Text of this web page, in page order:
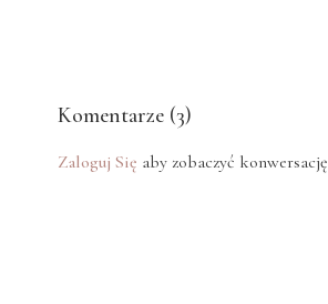
Komentarze (3)
Zaloguj Się aby zobaczyć konwersację